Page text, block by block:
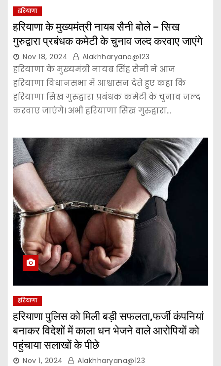
हरियाणा
हरियाणा के मुख्यमंत्री नायब सैनी बोले – सिख
गुरुद्वारा प्रबंधक कमेटी के चुनाव जल्द करवाए जाएंगे
Nov 18, 2024 Alakhharyana@123
हरियाणा के मुख्यमंत्री नायब सिंह सैनी ने आज
हरियाणा विधानसभा में आश्वासन देते हुए कहा कि
हरियाणा सिख गुरुद्वारा प्रबंधक कमेटी के चुनाव जल्द
करवाए जाएंगे। अभी हरियाणा सिख गुरुद्वारा…
हरियाणा
हरियाणा पुलिस को मिली बड़ी सफलता,फर्जी कंपनियां
बनाकर विदेशों में काला धन भेजने वाले आरोपियों को
पहुंचाया सलाखों के पीछे
Nov 1, 2024 Alakhharyana@123